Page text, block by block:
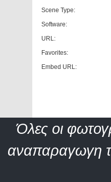
Scene Type:
Software:
URL:
Favorites:
Embed URL:
Όλες οι
αναπαραγωγη